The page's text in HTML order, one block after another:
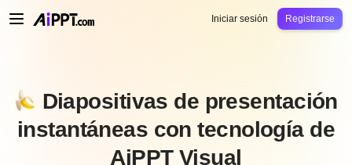
EducaciónDocente
Iniciar sesión Registrarse
Diapositivas de presentación
instantáneas con tecnología de
AiPPT Visual